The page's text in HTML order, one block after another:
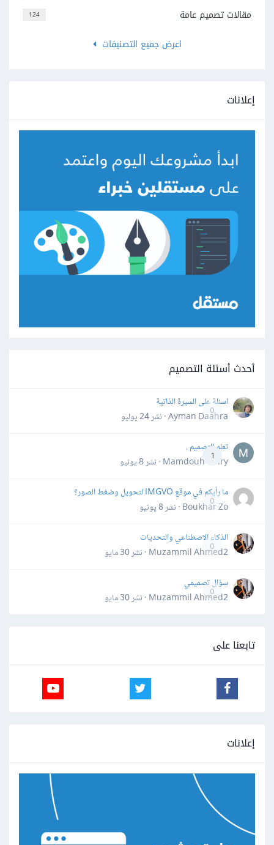
124
مقالات تصميم عامة
اعرض جميع التصنيفات
إعلانات
أحدث أسئلة التصميم
0
اسئلة على السيرة الذاتية
Ayman Daahra · نشر
24 يوليو
1
تعلم التصميم .
Mamdouh Khiry · نشر
8 يونيو
0
ما رأيكم في موقع IMGVO لتحويل وضغط الصور؟
Boukhar Zo · نشر
8 يونيو
0
الذكاء الاصطناعي والتحديات
Muzammil Ahmed2 · نشر
30 مايو
0
سؤال تصميمي
Muzammil Ahmed2 · نشر
30 مايو
تابعنا على
إعلانات